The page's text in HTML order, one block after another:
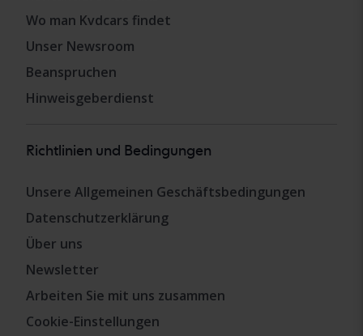
Wo man Kvdcars findet
Unser Newsroom
Beanspruchen
Hinweisgeberdienst
Richtlinien und Bedingungen
Unsere Allgemeinen Geschäftsbedingungen
Datenschutzerklärung
Über uns
Newsletter
Arbeiten Sie mit uns zusammen
Cookie-Einstellungen